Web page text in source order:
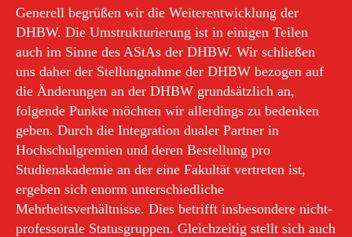
Generell begrüßen wir die Weiterentwicklung der
DHBW. Die Umstrukturierung ist in einigen Teilen
auch im Sinne des AStAs der DHBW. Wir schließen
uns daher der Stellungnahme der DHBW bezogen auf
die Änderungen an der DHBW grundsätzlich an,
folgende Punkte möchten wir allerdings zu bedenken
geben. Durch die Integration dualer Partner in
Hochschulgremien und deren Bestellung pro
Studienakademie an der eine Fakultät vertreten ist,
ergeben sich enorm unterschiedliche
Mehrheitsverhältnisse. Dies betrifft insbesondere nicht-
professorale Statusgruppen. Gleichzeitig stellt sich auch